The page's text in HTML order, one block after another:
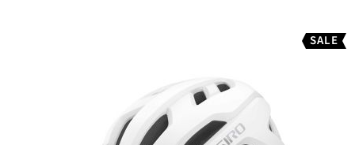
SALE